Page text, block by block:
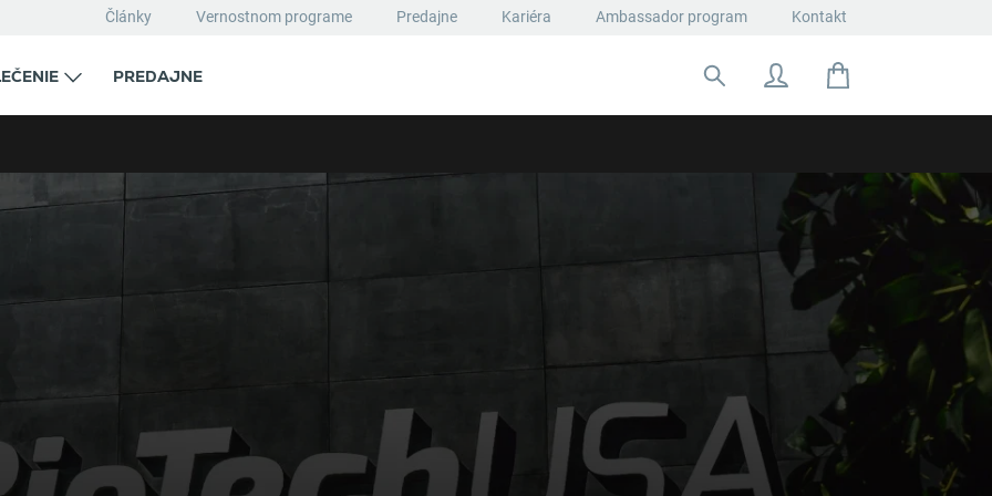
Články Vernostnom programe Predajne Kariéra Ambassador program Kontakt
PREDAJNE
Hľadať: